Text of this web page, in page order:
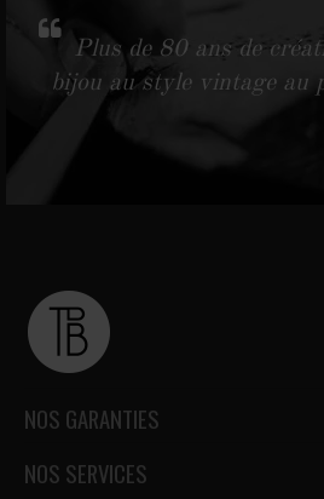
Plus de 80 ans de
bijou au style vintage au
NOS GARANTIES
NOS SERVICES